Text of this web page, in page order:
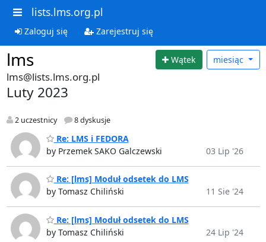
lists.lms.org.pl
Zaloguj się Zarejestruj się
lms Wątek miesiąc
lms@lists.lms.org.pl
Luty 2023
2 uczestnicy 8 dyskusje
Re: LMS i FEDORA
by Przemek SAKO Galczewski
03 Lip '26
Re: [lms] Moduł odsetek do LMS
by Tomasz Chiliński
11 Sie '24
Re: [lms] Moduł odsetek do LMS
by Tomasz Chiliński
24 Lip '24